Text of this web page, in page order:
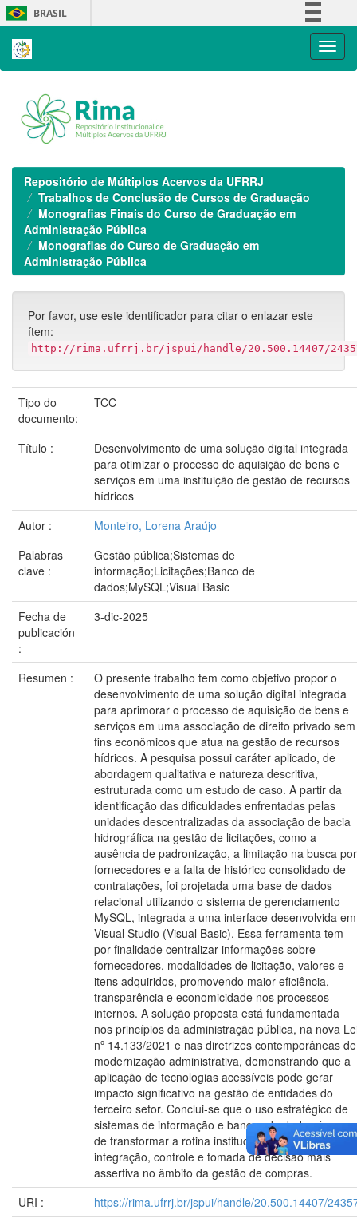
Skip
navigation
BRASIL
Repositório de Múltiplos Acervos da UFRRJ
Trabalhos de Conclusão de Cursos de Graduação
Monografias Finais do Curso de Graduação em
Administração Pública
Monografias do Curso de Graduação em
Administração Pública
Por favor, use este identificador para citar o enlazar este
ítem:
http://rima.ufrrj.br/jspui/handle/20.500.14407/
Tipo do
documento:
TCC
Título :
Desenvolvimento de uma solução digital integrada
para otimizar o processo de aquisição de bens e
serviços em uma instituição de gestão de recursos
hídricos
Autor :
Monteiro, Lorena Araújo
Palabras
clave :
Gestão pública;Sistemas de
informação;Licitações;Banco de
dados;MySQL;Visual Basic
Fecha de
publicación
:
3-dic-2025
Resumen :
O presente trabalho tem como objetivo propor o
desenvolvimento de uma solução digital integrada
para aprimorar o processo de aquisição de bens e
serviços em uma associação de direito privado sem
fins econômicos que atua na gestão de recursos
hídricos. A pesquisa possui caráter aplicado, de
abordagem qualitativa e natureza descritiva,
estruturada como um estudo de caso. A partir da
identificação das dificuldades enfrentadas pelas
unidades descentralizadas da associação de bacia
hidrográfica na gestão de licitações, como a
ausência de padronização, a limitação na busca por
fornecedores e a falta de histórico consolidado de
contratações, foi projetada uma base de dados
relacional utilizando o sistema de gerenciamento
MySQL, integrada a uma interface desenvolvida em
Visual Studio (Visual Basic). Essa ferramenta tem
por finalidade centralizar informações sobre
fornecedores, modalidades de licitação, valores e
itens adquiridos, promovendo maior eficiência,
transparência e economicidade nos processos
internos. A solução proposta está fundamentada
nos princípios da administração pública, na nova
nº 14.133/2021 e nas diretrizes contemporâneas de
modernização administrativa, demonstrando que a
aplicação de tecnologias acessíveis pode gerar
impacto significativo na gestão de entidades do
terceiro setor. Conclui-se que o uso estratégico de
sistemas de informação e bancos de dados é capaz
de transformar a rotina institucional, promovendo
integração, controle e tomada de decisão mais
assertiva no âmbito da gestão de compras.
URI :
https://rima.ufrrj.br/jspui/handle/20.500.14407/